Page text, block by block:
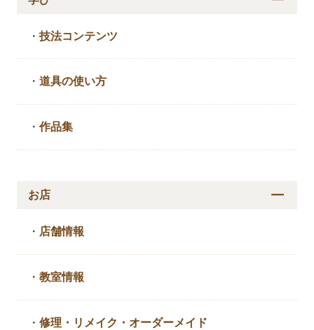
・技法コンテンツ
・道具の使い方
・作品集
お店
・ 店舗情報
・教室情報
・修理・リメイク・ オーダーメイド